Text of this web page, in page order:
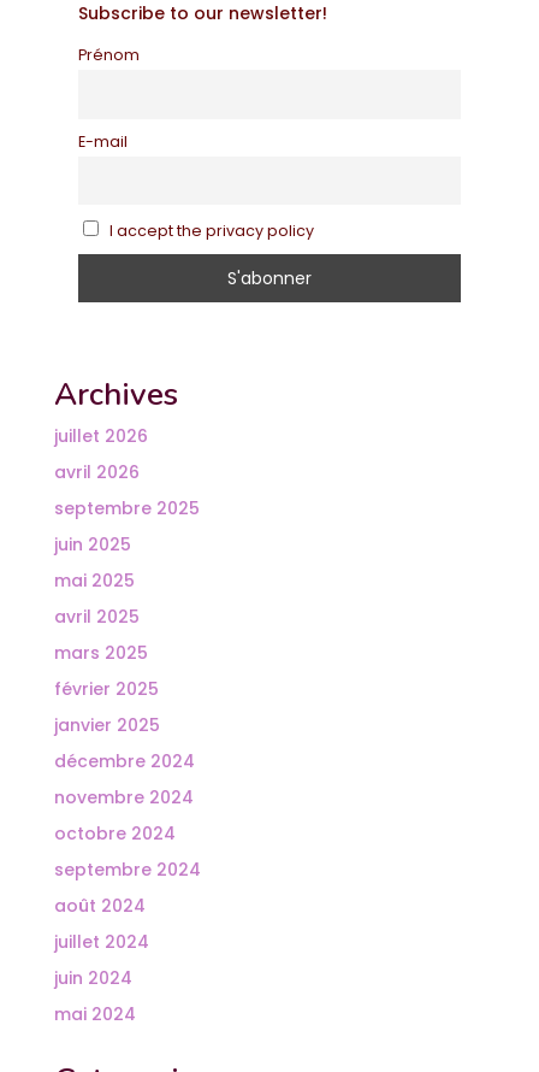
Subscribe to our newsletter!
Prénom
E-mail
I accept the privacy policy
Archives
juillet 2026
avril 2026
septembre 2025
juin 2025
mai 2025
avril 2025
mars 2025
février 2025
janvier 2025
décembre 2024
novembre 2024
octobre 2024
septembre 2024
août 2024
juillet 2024
juin 2024
mai 2024